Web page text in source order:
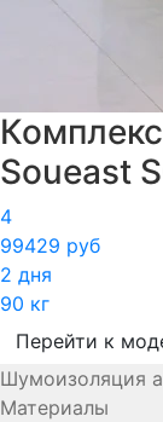
Soueast
4
99429 руб
2 дня
90 кг
Перейти к
Шумоизоляция
Материалы